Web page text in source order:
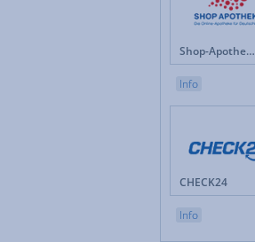
Shop-Apotheke.com
Info
CHECK24
Info